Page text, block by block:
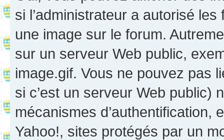
si l’administrateur a autorisé
une image sur le forum.
sur un serveur Web public,
image.gif. Vous ne pouvez pas
si c’est un serveur Web public)
mécanismes d’authentification,
Yahoo!, sites protégés par un